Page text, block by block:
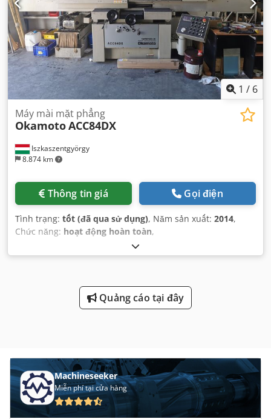
1 / 6
Iszkaszentgyörgy
8.874 km
Máy mài mặt phẳng
OkamotoACC84DX
Thông tin giá Gọi điện
Tình trạng: tốt (đã qua sử dụng), Năm sản xuất: 2014,
Chức năng: hoạt động hoàn toàn,
Quảng cáo tại đây
Machineseeker
Miễn phí tại cửa hàng